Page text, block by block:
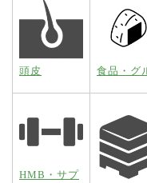
頭皮 食品・グ
HMB・サプ